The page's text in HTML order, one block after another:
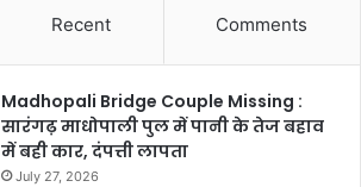
Recent Comments
Madhopali Bridge Couple Missing :
सारंगढ़ माधोपाली पुल में पानी के तेज बहाव
में बही कार, दंपत्ती लापता
July 27, 2026